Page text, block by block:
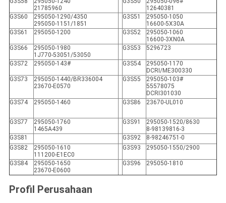
21785960
12640381
G3S60
295050-1290/4350
295050-1151/1851
G3S51
295050-1050
16600-5X30A
G3S61
295050-1200 G3S52
295050-1060
16600-3XN0A
G3S66
295050-1980
1J770-53051/53050
G3S53 5296723
G3S72 295050-143# G3S54
295050-1170
DCRI/ME300330
G3S73
295050-1440/BR336004
23670-E0570
G3S55
295050-103#
55578075
DCRI301030
G3S74
295050-1460 G3S86 23670-UL010
G3S77
295050-1760
1465A439
G3S91
295050-1520/8630
8-98139816-3
G3S81
G3S92
8-98246751-0
G3S82
295050-1610
111200-E1EC0
G3S93 295050-1550/2900
G3S84
295050-1650
23670-E0600
G3S96 295050-1810
Profil Perusahaan